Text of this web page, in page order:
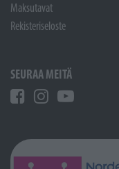
Maksutavat
Rekisteriseloste
SEURAA MEITÄ